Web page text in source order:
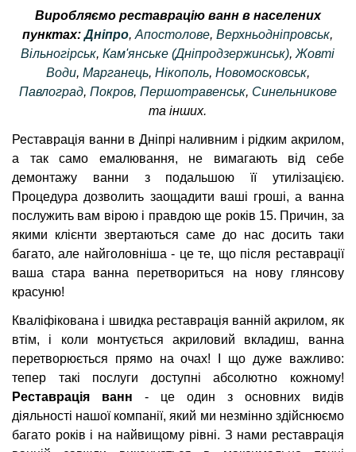
Виробляємо реставрацію ванн в населених
пунктах:Дніпро,Апостолове,Верхньодніпровськ,
Вільногірськ,Кам'янське (Дніпродзержинськ),Жовті
Води, Марганець, Нікополь, Новомосковськ,
Павлоград, Покров, Першотравенськ, Синельникове
та інших.
Реставрація ванни в Дніпрі наливним і рідким акрилом,
а так само емалювання, не вимагають від себе
демонтажу ванни з подальшою її утилізацією.
Процедура дозволить заощадити ваші гроші, а ванна
послужить вам вірою і правдою ще років 15. Причин, за
якими клієнти звертаються саме до нас досить таки
багато, але найголовніша - це те, що після реставрації
ваша стара ванна перетвориться на нову глянсову
красуню!
Кваліфікована і швидка реставрація ванній акрилом, як
втім, і коли монтується акриловий вкладиш, ванна
перетворюється прямо на очах! І що дуже важливо:
тепер такі послуги доступні абсолютно кожному!
Реставрація ванн - це один з основних видів
діяльності нашої компанії, який ми незмінно здійснюємо
багато років і на найвищому рівні. З нами реставрація